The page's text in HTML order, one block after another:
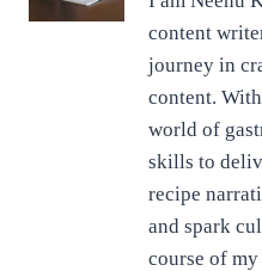
content
journey in
content.
world of
skills to
recipe
and spark
course of